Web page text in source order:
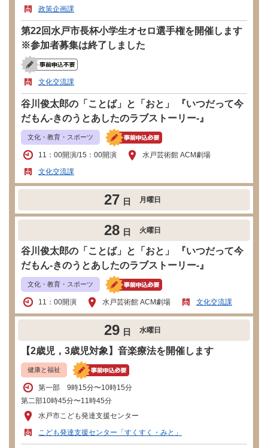
政策企画課
第22回水戸市長杯小学生オセロ選手権を開催します
※参加者募集は終了しました
文化交流課
谷川俊太郎の「ことば」と「おと」 『いつだって今
だもん-きのうとあしたのラブストーリー-』
文化・教育・スポーツ
11：00開演/15：00開演
水戸芸術館 ACM劇場
文化交流課
27 日 月曜日
28 日 火曜日
谷川俊太郎の「ことば」と「おと」 『いつだって今
だもん-きのうとあしたのラブストーリー-』
文化・教育・スポーツ
11：00開演 水戸芸術館 ACM劇場 文化交流課
29 日 水曜日
【2歳児，3歳児対象】音楽療法を開催します
健康と福祉
第一部 9時15分〜10時15分
第二部10時45分〜11時45分
水戸市こども発達支援センター
こども発達支援センター「すくすく・みと」